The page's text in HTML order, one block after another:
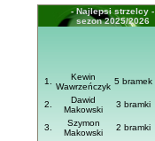
- Najlepsi strzelcy -
sezon 2025/2026
1.
Kewin
Wawrzeńczyk
5 bramek
2.
Dawid
Makowski
3 bramki
3.
Szymon
Makowski
2 bramki